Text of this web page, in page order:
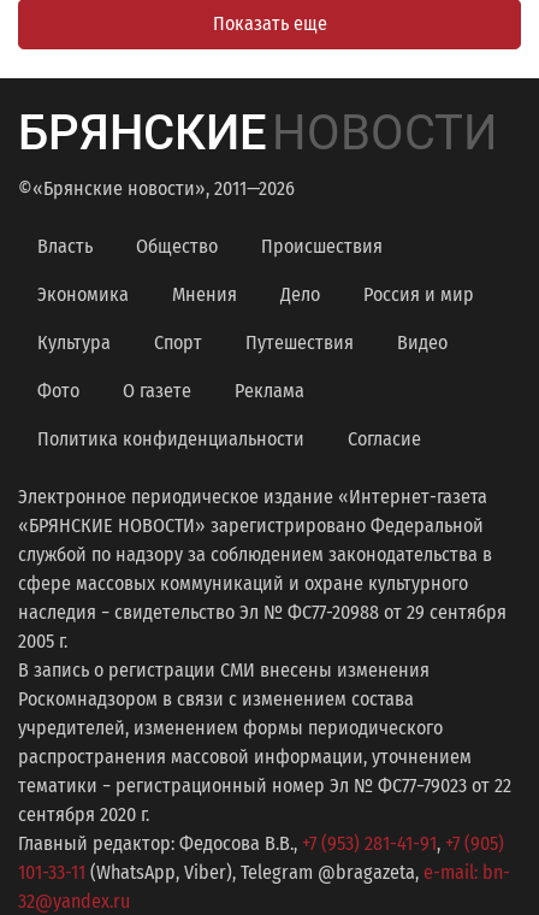
Показать еще
БРЯНСКИЕНОВОСТИ
©«Брянские новости», 2011—2026
Власть Общество Происшествия
Экономика Мнения Дело Россия и мир
Культура Спорт Путешествия Видео
Фото О газете Реклама
Политика конфиденциальности Согласие
Электронное периодическое издание «Интернет-газета
«БРЯНСКИЕ НОВОСТИ» зарегистрировано Федеральной
службой по надзору за соблюдением законодательства в
сфере массовых коммуникаций и охране культурного
наследия − свидетельство Эл № ФС77-20988 от 29 сентября
2005 г.
В запись о регистрации СМИ внесены изменения
Роскомнадзором в связи с изменением состава
учредителей, изменением формы периодического
распространения массовой информации, уточнением
тематики − регистрационный номер Эл № ФС77−79023 от 22
сентября 2020 г.
Главный редактор: Федосова В.В., +7 (953) 281-41-91, +7 (905)
101-33-11 (WhatsApp, Viber), Telegram @bragazeta, e-mail: bn-
32@yandex.ru